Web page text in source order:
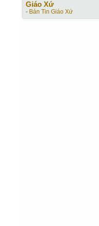
Giáo Xứ
- Bản Tin Giáo Xứ